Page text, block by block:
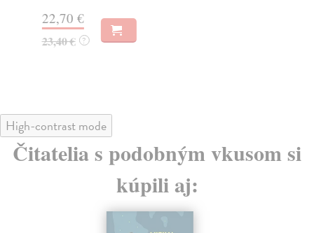
22,70 €
23,40 € ?
High-contrast mode
Čitatelia s podobným vkusom si
kúpili aj: